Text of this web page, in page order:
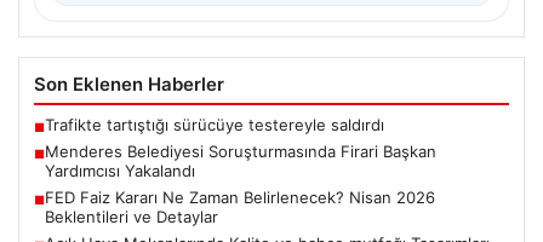
Son Eklenen Haberler
■Trafikte tartıştığı sürücüye testereyle saldırdı
■Menderes Belediyesi Soruşturmasında Firari Başkan
Yardımcısı Yakalandı
■FED Faiz Kararı Ne Zaman Belirlenecek? Nisan 2026
Beklentileri ve Detaylar